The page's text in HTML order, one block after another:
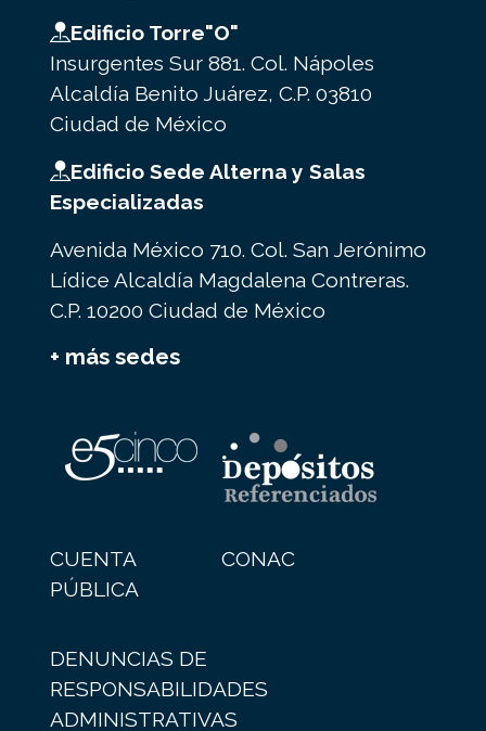
Edificio Torre"O"
Insurgentes Sur 881. Col. Nápoles
Alcaldía Benito Juárez, C.P. 03810
Ciudad de México
Edificio Sede Alterna y Salas
Especializadas
Avenida México 710. Col. San Jerónimo
Lídice Alcaldía Magdalena Contreras.
C.P. 10200 Ciudad de México
+ más sedes
CUENTA
PÚBLICA
CONAC
DENUNCIAS DE
RESPONSABILIDADES
ADMINISTRATIVAS